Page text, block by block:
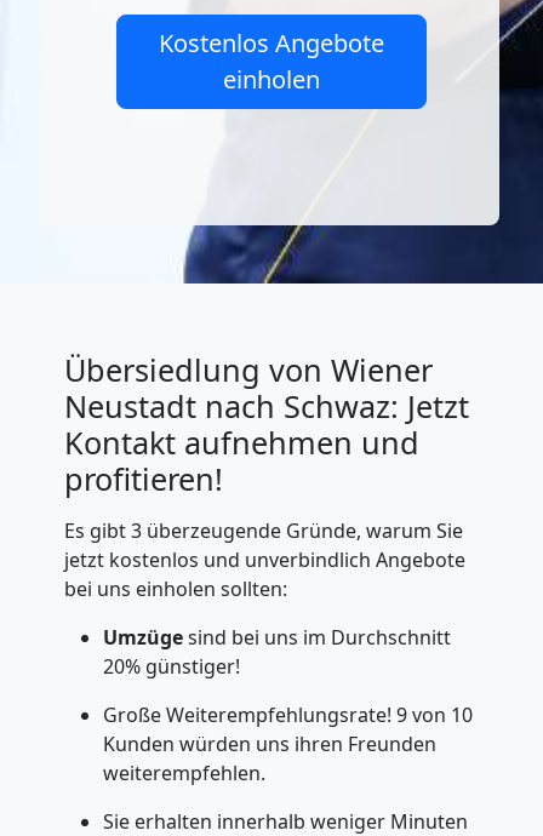
Kostenlos Angebote
einholen
Übersiedlung von Wiener
Neustadt nach Schwaz: Jetzt
Kontakt aufnehmen und
profitieren!
Es gibt 3 überzeugende Gründe, warum Sie
jetzt kostenlos und unverbindlich Angebote
bei uns einholen sollten:
Umzügesind bei uns im Durchschnitt
20% günstiger!
Große Weiterempfehlungsrate! 9 von 10
Kunden würden uns ihren Freunden
weiterempfehlen.
Sie erhalten innerhalb weniger Minuten